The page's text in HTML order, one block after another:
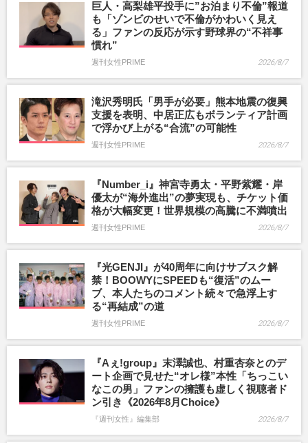
巨人・高梨雄平投手に”お泊まり不倫”報道
も「ゾンビのせいで不倫がかわいく見え
る」ファンの反応が示す野球界の“不祥事
慣れ”
週刊女性PRIME 2026/8/7
滝沢秀明氏「男手が必要」熊本地震の復興
支援を表明、中居正広もボランティア計画
で浮かび上がる“合流”の可能性
週刊女性PRIME 2026/8/7
『Number_i』神宮寺勇太・平野紫耀・岸
優太が“海外進出”の夢実現も、チケット価
格が大幅変更！世界規模の高騰に不満噴出
週刊女性PRIME 2026/8/7
『光GENJI』が40周年に向けサブスク解
禁！BOOWYにSPEEDも“復活”のムー
ブ、本人たちのコメント続々で急浮上す
る“再結成”の道
週刊女性PRIME 2026/8/7
『Aぇ!group』末澤誠也、村重杏奈とのデ
ート企画で見せた“オレ様”本性「ちっこい
なこの男」ファンの擁護も虚しく視聴者ド
ン引き《2026年8月Choice》
『週刊女性』編集部 2026/8/7